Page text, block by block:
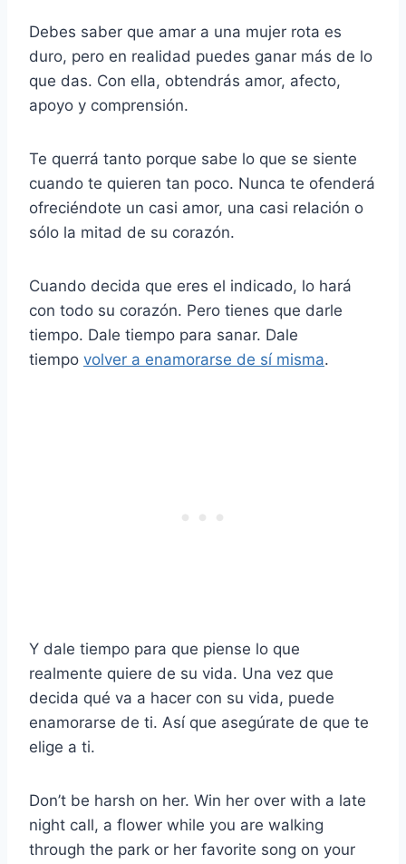
Debes saber que amar a una mujer rota es
duro, pero en realidad puedes ganar más de lo
que das. Con ella, obtendrás amor, afecto,
apoyo y comprensión.
Te querrá tanto porque sabe lo que se siente
cuando te quieren tan poco. Nunca te ofenderá
ofreciéndote un casi amor, una casi relación o
sólo la mitad de su corazón.
Cuando decida que eres el indicado, lo hará
con todo su corazón. Pero tienes que darle
tiempo. Dale tiempo para sanar. Dale
tiempo volver a enamorarse de sí misma.
Y dale tiempo para que piense lo que
realmente quiere de su vida. Una vez que
decida qué va a hacer con su vida, puede
enamorarse de ti. Así que asegúrate de que te
elige a ti.
Don’t be harsh on her. Win her over with a late
night call, a flower while you are walking
through the park or her favorite song on your